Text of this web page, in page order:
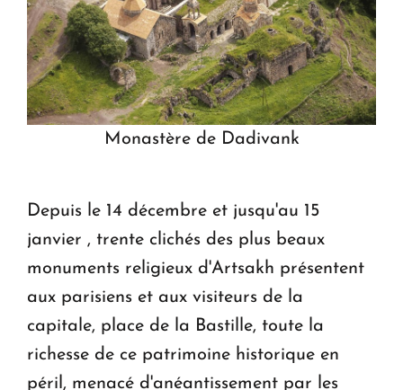
Monastère de Dadivank
Depuis le 14 décembre et jusqu'au 15
janvier , trente clichés des plus beaux
monuments religieux d'Artsakh présentent
aux parisiens et aux visiteurs de la
capitale, place de la Bastille, toute la
richesse de ce patrimoine historique en
péril, menacé d'anéantissement par les